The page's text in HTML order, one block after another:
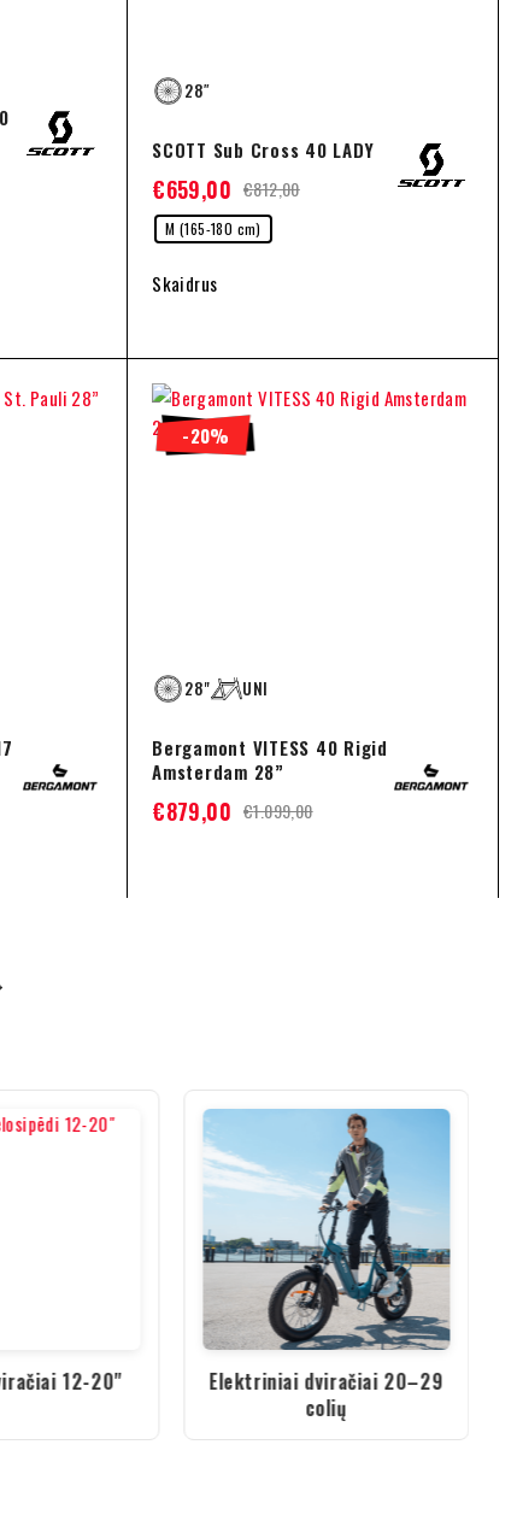
28″
SCOTT Sub Cross 40 LADY
€812,00
€659,00
M (165-180 cm)
Skaidrus
-20%
28" UNI
Bergamont VITESS 40 Rigid
Amsterdam 28”
€1.099,00
€879,00
12-20"
Elektriniai dviračiai 20–29
colių